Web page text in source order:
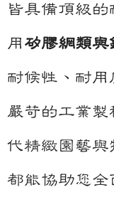
皆具備頂級
用 矽膠網類
耐候性、耐用
嚴苛的工業
代精緻園藝
都能協助您